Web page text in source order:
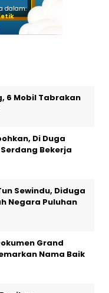
dalam:
6 Mobil Tabrakan
Di Duga
Bekerja
Sewindu, Diduga
Negara Puluhan
Grand
Nama Baik